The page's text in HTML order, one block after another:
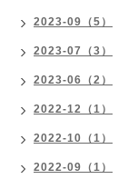
2023-09（5）
2023-07（3）
2023-06（2）
2022-12（1）
2022-10（1）
2022-09（1）